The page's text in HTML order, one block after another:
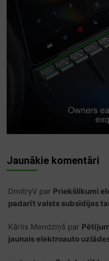
Jaunākie komentāri
DmitryVpar Priekšlikumi
padarīt valsts subsīdijas
Kārlis Mendziņš par
jaunais elektroauto